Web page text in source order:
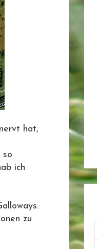
hat,
so
ich
zu